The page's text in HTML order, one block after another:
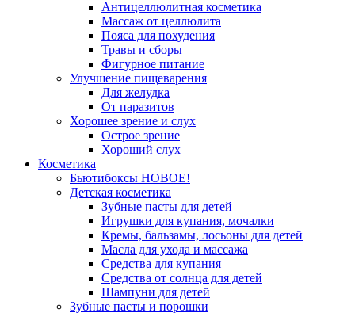
Антицеллюлитная косметика
Массаж от целлюлита
Пояса для похудения
Травы и сборы
Фигурное питание
Улучшение пищеварения
Для желудка
От паразитов
Хорошее зрение и слух
Острое зрение
Хороший слух
Косметика
Бьютибоксы НОВОЕ!
Детская косметика
Зубные пасты для детей
Игрушки для купания, мочалки
Кремы, бальзамы, лосьоны для детей
Масла для ухода и массажа
Средства для купания
Средства от солнца для детей
Шампуни для детей
Зубные пасты и порошки